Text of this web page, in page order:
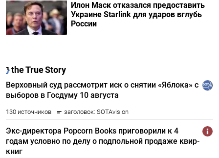
Илон Маск отказался предоставить
Украине Starlink для ударов вглубь
России